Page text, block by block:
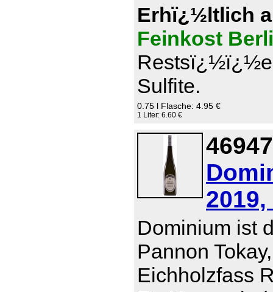
Erhï¿½ltlich
Feinkost
Sulfite.
0.75 l Flasche: 4.95 €
1 Liter: 6.60 €
2019,
Dominium ist
Pannon
Eichholzfass